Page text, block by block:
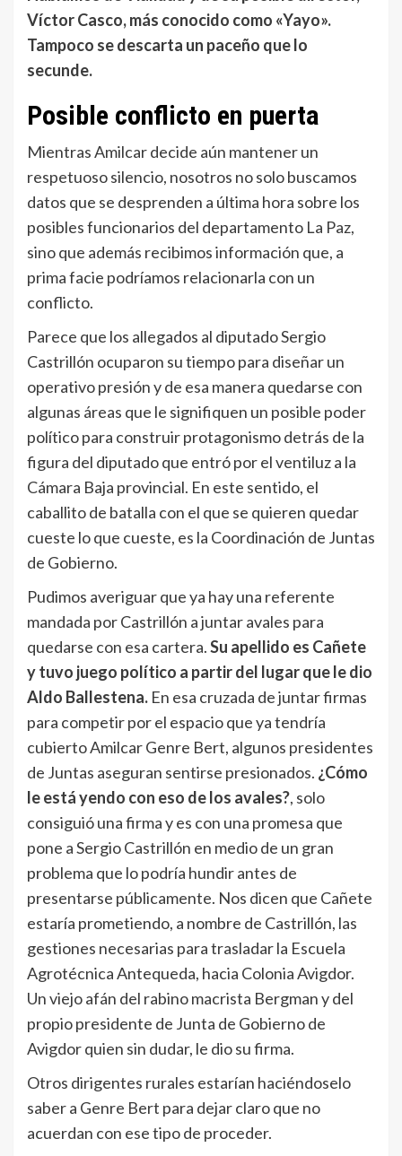
Víctor Casco, más conocido como «Yayo».
Tampoco se descarta un paceño que lo
secunde.
Posible conflicto en puerta
Mientras Amilcar decide aún mantener un
respetuoso silencio, nosotros no solo buscamos
datos que se desprenden a última hora sobre los
posibles funcionarios del departamento La Paz,
sino que además recibimos información que, a
prima facie podríamos relacionarla con un
conflicto.
Parece que los allegados al diputado Sergio
Castrillón ocuparon su tiempo para diseñar un
operativo presión y de esa manera quedarse con
algunas áreas que le signifiquen un posible poder
político para construir protagonismo detrás de la
figura del diputado que entró por el ventiluz a la
Cámara Baja provincial. En este sentido, el
caballito de batalla con el que se quieren quedar
cueste lo que cueste, es la Coordinación de Juntas
de Gobierno.
Pudimos averiguar que ya hay una referente
mandada por Castrillón a juntar avales para
quedarse con esa cartera.Su apellido es Cañete
y tuvo juego político a partir del lugar que le dio
Aldo Ballestena. En esa cruzada de juntar firmas
para competir por el espacio que ya tendría
cubierto Amilcar Genre Bert, algunos presidentes
de Juntas aseguran sentirse presionados. ¿Cómo
le está yendo con eso de los avales?, solo
consiguió una firma y es con una promesa que
pone a Sergio Castrillón en medio de un gran
problema que lo podría hundir antes de
presentarse públicamente. Nos dicen que Cañete
estaría prometiendo, a nombre de Castrillón, las
gestiones necesarias para trasladar la Escuela
Agrotécnica Antequeda, hacia Colonia Avigdor.
Un viejo afán del rabino macrista Bergman y del
propio presidente de Junta de Gobierno de
Avigdor quien sin dudar, le dio su firma.
Otros dirigentes rurales estarían haciéndoselo
saber a Genre Bert para dejar claro que no
acuerdan con ese tipo de proceder.